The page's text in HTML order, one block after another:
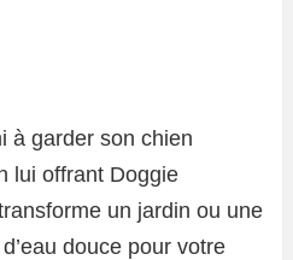
à garder son chien
lui offrant Doggie
un jardin ou une
douce pour votre